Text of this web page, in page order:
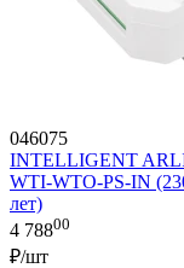
046075
INTELLIGENT
WTI-WTO-PS-IN
лет)
4 78800
₽/шт